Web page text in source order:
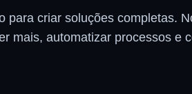
para criar soluções completas.
mais, automatizar processos e